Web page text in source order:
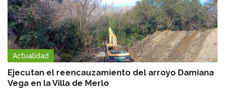
Actualidad
Ejecutan el reencauzamiento del arroyo Damiana
Vega en la Villa de Merlo